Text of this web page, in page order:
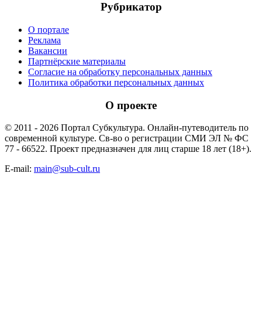
Рубрикатор
О портале
Реклама
Вакансии
Партнёрские материалы
Согласие на обработку персональных данных
Политика обработки персональных данных
О проекте
© 2011 - 2026 Портал Субкультура. Онлайн-путеводитель по
современной культуре. Св-во о регистрации СМИ ЭЛ № ФС
77 - 66522. Проект предназначен для лиц старше 18 лет (18+).
E-mail: main@sub-cult.ru